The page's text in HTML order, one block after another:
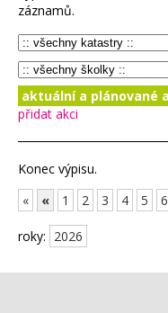
záznamů.
aktuální a plánované
přidat akci
Konec výpisu.
«
« 1 2 3 4 5 6
roky: 2026